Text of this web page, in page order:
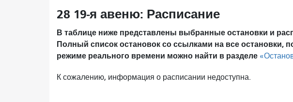
28 19-я авеню: Расписание
В таблице ниже представлены выбранные остановки и
Полный список остановок со ссылками на все
режиме реального времени можно найти в разделе
К сожалению, информация о расписании недоступна.